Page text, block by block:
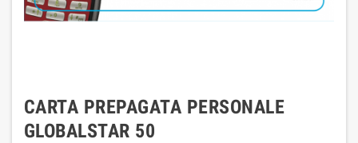
CARTA PREPAGATA PERSONALE
GLOBALSTAR 50